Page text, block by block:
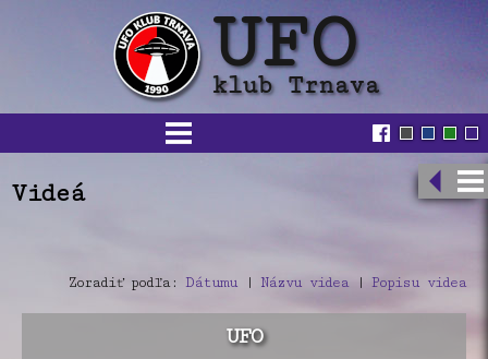
Videá
Zoradiť podľa: Dátumu | Názvu videa| Popisu videa
UFO